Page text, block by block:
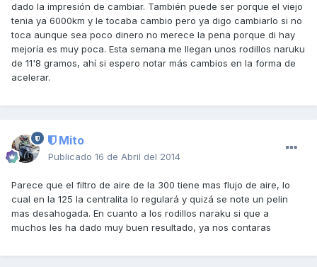
dado la impresión de cambiar. También puede ser porque el viejo
tenia ya 6000km y le tocaba cambio pero ya digo cambiarlo si no
toca aunque sea poco dinero no merece la pena porque di hay
mejoría es muy poca. Esta semana me llegan unos rodillos naruku
de 11'8 gramos, ahí si espero notar más cambios en la forma de
acelerar.
Mito
Publicado 16 de Abril del 2014
Parece que el filtro de aire de la 300 tiene mas flujo de aire, lo
cual en la 125 la centralita lo regulará y quizá se note un pelin
mas desahogada. En cuanto a los rodillos naraku si que a
muchos les ha dado muy buen resultado, ya nos contaras